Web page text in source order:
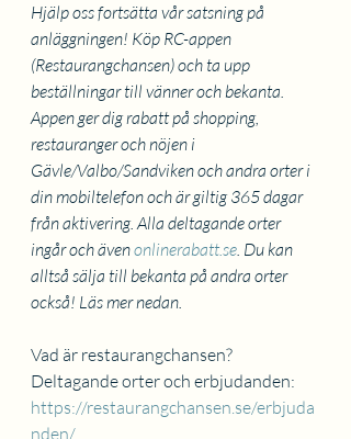
Hjälp oss fortsätta vår satsning på
anläggningen! Köp RC-appen
(Restaurangchansen) och ta upp
beställningar till vänner och bekanta.
Appen ger dig rabatt på shopping,
restauranger och nöjen i
Gävle/Valbo/Sandviken och andra orter i
din mobiltelefon och är giltig 365 dagar
från aktivering. Alla deltagande orter
ingår och även onlinerabatt.se. Du kan
alltså sälja till bekanta på andra orter
också! Läs mer nedan.
Vad är restaurangchansen?
Deltagande orter och erbjudanden:
https://restaurangchansen.se/erbjuda
nden/